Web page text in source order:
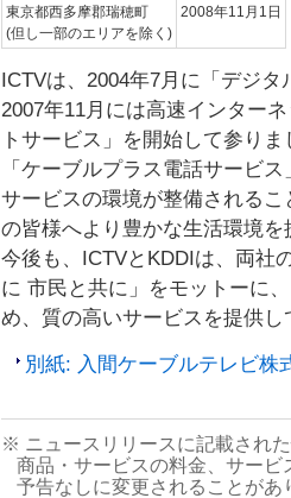
東京都西多摩郡瑞穂町
(但し一部のエリアを除く)
2008年11月1日
ICTVは、2004年7月に「デジ
2007年11月には高速インター
トサービス」を開始して参り
「ケーブルプラス電話サービ
サービスの環境が整備される
の皆様へより豊かな生活環境
今後も、ICTVとKDDIは、両社
に 市民と共に」をモットーに
め、質の高いサービスを提供し
別紙: 入間ケーブルテレビ株
※ ニュースリリースに記載され
商品・サービスの料金、サー
予告なしに変更されることが